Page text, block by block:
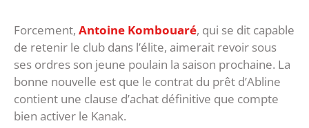
Forcement, Antoine Kombouaré, qui se dit capable
de retenir le club dans l’élite, aimerait revoir sous
ses ordres son jeune poulain la saison prochaine. La
bonne nouvelle est que le contrat du prêt d’Abline
contient une clause d’achat définitive que compte
bien activer le Kanak.